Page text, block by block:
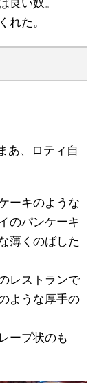
良い奴。
れた。
あ、ロティ自
ーキのような
のパンケーキ
薄くのばした
レストランで
ような厚手の
ープ状のも